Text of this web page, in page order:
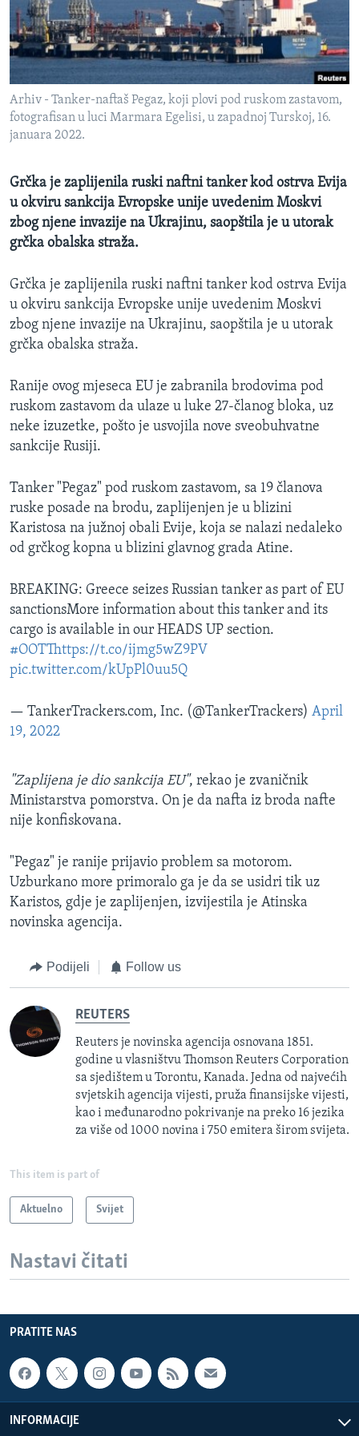
MAGAZIN
O GLASU AMERIKE
Learning English
PRATITE NAS
Jezici
Arhiv - Tanker-naftaš Pegaz, koji plovi pod ruskom zastavom,
fotografisan u luci Marmara Egelisi, u zapadnoj Turskoj, 16.
januara 2022.
Grčka je zaplijenila ruski naftni tanker kod ostrva Evija
u okviru sankcija Evropske unije uvedenim Moskvi
zbog njene invazije na Ukrajinu, saopštila je u utorak
grčka obalska straža.
Grčka je zaplijenila ruski naftni tanker kod ostrva Evija
u okviru sankcija Evropske unije uvedenim Moskvi
zbog njene invazije na Ukrajinu, saopštila je u utorak
grčka obalska straža.
Ranije ovog mjeseca EU je zabranila brodovima pod
ruskom zastavom da ulaze u luke 27-članog bloka, uz
neke izuzetke, pošto je usvojila nove sveobuhvatne
sankcije Rusiji.
Tanker "Pegaz" pod ruskom zastavom, sa 19 članova
ruske posade na brodu, zaplijenjen je u blizini
Karistosa na južnoj obali Evije, koja se nalazi nedaleko
od grčkog kopna u blizini glavnog grada Atine.
BREAKING: Greece seizes Russian tanker as part of EU
sanctionsMore information about this tanker and its
cargo is available in our HEADS UP section.
#OOTThttps://t.co/ijmg5wZ9PV
pic.twitter.com/kUpPl0uu5Q
— TankerTrackers.com, Inc. (@TankerTrackers) April
19, 2022
"Zaplijena je dio sankcija EU", rekao je zvaničnik
Ministarstva pomorstva. On je da nafta iz broda nafte
nije konfiskovana.
"Pegaz" je ranije prijavio problem sa motorom.
Uzburkano more primoralo ga je da se usidri tik uz
Karistos, gdje je zaplijenjen, izvijestila je Atinska
novinska agencija.
Podijeli Follow us
REUTERS
Reuters je novinska agencija osnovana 1851.
godine u vlasništvu Thomson Reuters Corporation
sa sjedištem u Torontu, Kanada. Jedna od najvećih
svjetskih agencija vijesti, pruža finansijske vijesti,
kao i međunarodno pokrivanje na preko 16 jezika
za više od 1000 novina i 750 emitera širom svijeta.
This item is part of
Aktuelno Svijet
Nastavi čitati
PRATITE NAS
INFORMACIJE